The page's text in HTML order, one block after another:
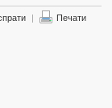
| Печати